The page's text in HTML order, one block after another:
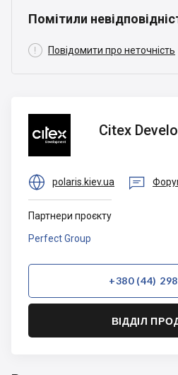
Помітили
 Повідомити про неточність
Development
Citex
 polaris.kiev.ua 
+380 (44)
ВІДДІЛ
Партнери проєкту
Perfect Group